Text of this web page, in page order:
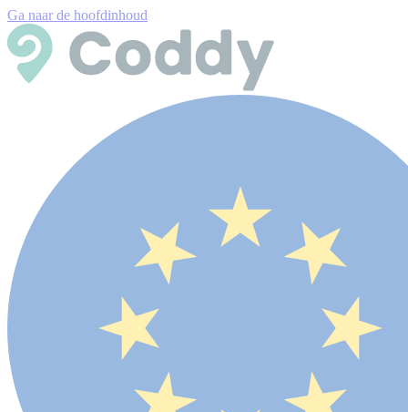
Ga naar de hoofdinhoud